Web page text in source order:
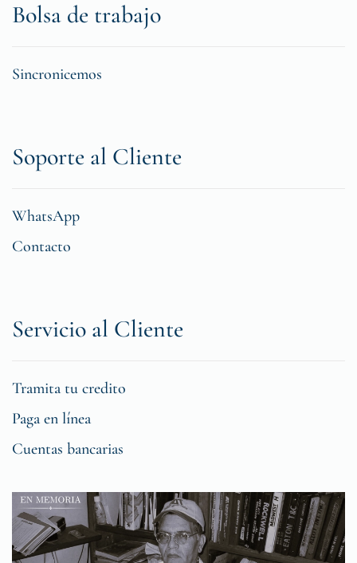
Bolsa de trabajo
Sincronicemos
Soporte al Cliente
WhatsApp
Contacto
Servicio al Cliente
Tramita tu credito
Paga en línea
Cuentas bancarias